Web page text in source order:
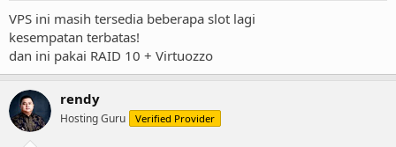
VPS ini masih tersedia beberapa slot lagi
kesempatan terbatas!
dan ini pakai RAID 10 + Virtuozzo
rendy
Hosting Guru Verified Provider